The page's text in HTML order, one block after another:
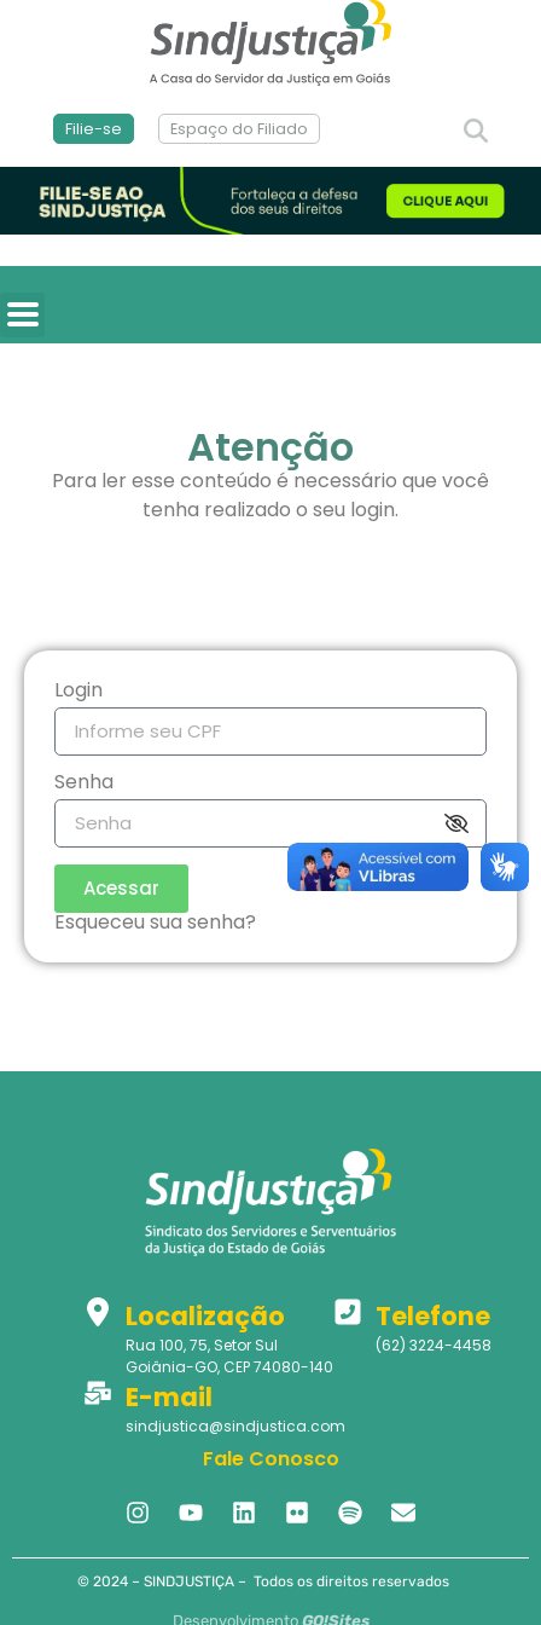
Filie-se Espaço do Filiado
Atenção
Para ler esse conteúdo é necessário que você
tenha realizado o seu login.
Login
Senha
Acessar
Esqueceu sua senha?
Localização
Rua 100, 75, Setor Sul
Goiânia-GO, CEP 74080-140
Telefone
(62) 3224-4458
E-mail
sindjustica@sindjustica.com
Fale Conosco
© 2024 – SINDJUSTIÇA – Todos os direitos reservados
Desenvolvimento GO!Sites